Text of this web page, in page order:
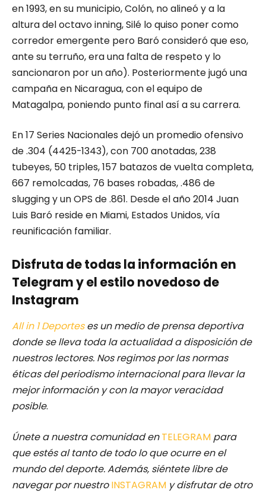
en 1993, en su municipio, Colón, no alineó y a la
altura del octavo inning, Silé lo quiso poner como
corredor emergente pero Baró consideró que eso,
ante su terruño, era una falta de respeto y lo
sancionaron por un año). Posteriormente jugó una
campaña en Nicaragua, con el equipo de
Matagalpa, poniendo punto final así a su carrera.
En 17 Series Nacionales dejó un promedio ofensivo
de .304 (4425-1343), con 700 anotadas, 238
tubeyes, 50 triples, 157 batazos de vuelta completa,
667 remolcadas, 76 bases robadas, .486 de
slugging y un OPS de .861. Desde el año 2014 Juan
Luis Baró reside en Miami, Estados Unidos, vía
reunificación familiar.
Disfruta de todas la información en
Telegram y el estilo novedoso de
Instagram
All in 1 Deporteses un medio de prensa deportiva
donde se lleva toda la actualidad a disposición de
nuestros lectores. Nos regimos por las normas
éticas del periodismo internacional para llevar la
mejor información y con la mayor veracidad
posible.
Únete a nuestra comunidad enTELEGRAM para
que estés al tanto de todo lo que ocurre en el
mundo del deporte. Además, siéntete libre de
navegar por nuestro INSTAGRAM y disfrutar de otro